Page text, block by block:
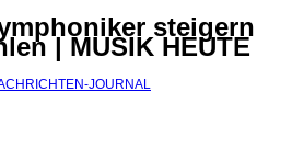
steigern
| MUSIK HEUTE